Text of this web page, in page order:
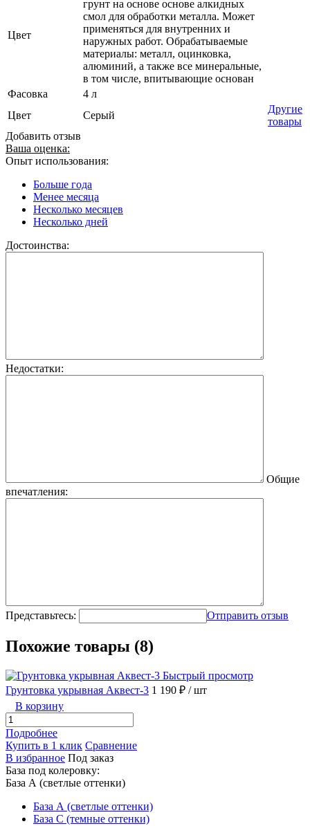
Цвет
грунт на основе основе алкидных
смол для обработки металла. Может
применяться для внутренних и
наружных работ. Обрабатываемые
материалы: металл, оцинковка,
алюминий, а также все минеральные,
в том числе, впитывающие основан
Фасовка
4 л
Цвет
Серый
Другие
товары
Добавить отзыв
Ваша оценка:
Опыт использования:
Больше года
Менее месяца
Несколько месяцев
Несколько дней
Достоинства:
Недостатки:
Общие
впечатления:
Представьтесь: Отправить отзыв
Похожие товары (8)
Быстрый просмотр
Грунтовка укрывная Аквест-3 1 190 ₽ / шт
В корзину
Подробнее
Купить в 1 клик Сравнение
В избранное Под заказ
База под колеровку:
База А (светлые оттенки)
База А (светлые оттенки)
База С (темные оттенки)